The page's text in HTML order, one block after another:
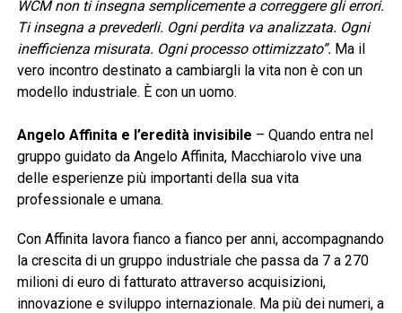
WCM non ti insegna semplicemente a correggere gli errori.
Ti insegna a prevederli. Ogni perdita va analizzata. Ogni
inefficienza misurata. Ogni processo ottimizzato”. Ma il
vero incontro destinato a cambiargli la vita non è con un
modello industriale. È con un uomo.
Angelo Affinita e l’eredità invisibile – Quando entra nel
gruppo guidato da Angelo Affinita, Macchiarolo vive una
delle esperienze più importanti della sua vita
professionale e umana.
Con Affinita lavora fianco a fianco per anni, accompagnando
la crescita di un gruppo industriale che passa da 7 a 270
milioni di euro di fatturato attraverso acquisizioni,
innovazione e sviluppo internazionale. Ma più dei numeri, a